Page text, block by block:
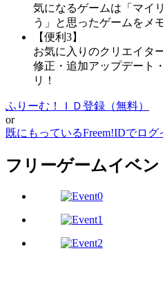
気になるゲームは「マイ
う」と思ったゲームをメ
【便利3】
お気に入りのクリエイタ
修正・追加アップデート
リ！
ふりーむ！ＩＤ登録（無料）
or
既にもっているFreem!IDでログ
フリーゲームイベン